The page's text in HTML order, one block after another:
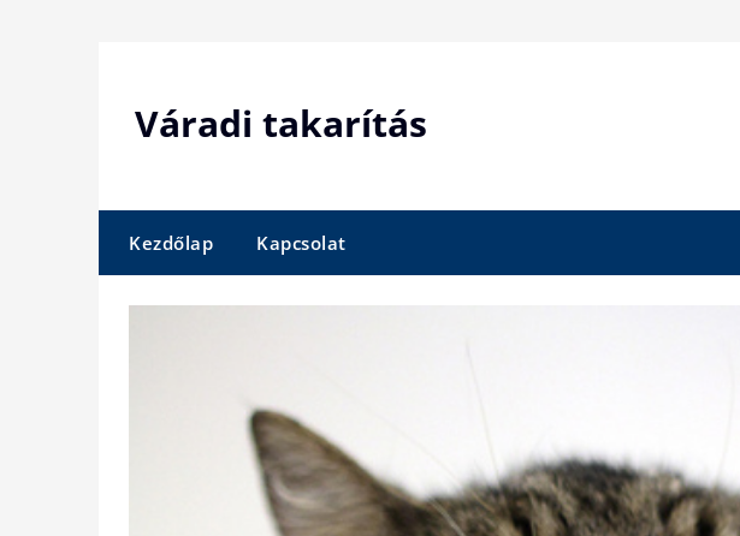
Váradi takarítás
Kezdőlap Kapcsolat